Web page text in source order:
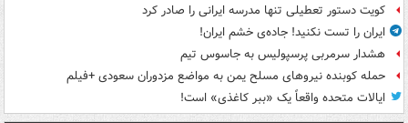
کویت دستور تعطیلی تنها مدرسه ایرانی را صادر کرد
ایران را تست نکنید! جاده‌ی خشم ایران!
هشدار سرمربی پرسپولیس به جاسوس تیم
حمله کوبنده نیروهای مسلح یمن به مواضع مزدوران سعودی +فیلم
ایالات متحده واقعاً یک «ببر کاغذی» است!